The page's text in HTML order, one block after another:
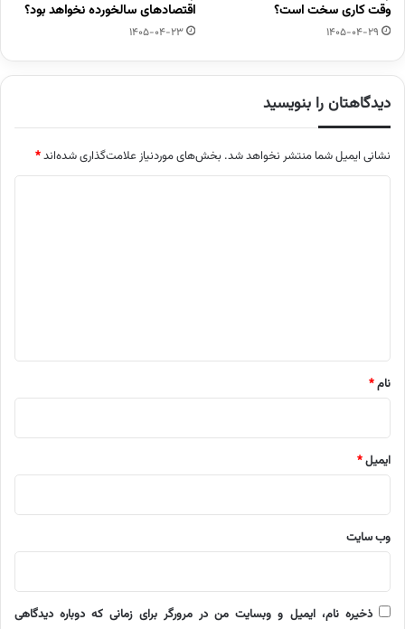
وقت کاری سخت است؟
1405-04-29
اقتصادهای سالخورده نخواهد بود؟
1405-04-23
دیدگاهتان را بنویسید
نشانی ایمیل شما منتشر نخواهد شد. بخش‌های موردنیاز علامت‌گذاری شده‌اند*
نام*
ایمیل*
وب‌ سایت
ذخیره نام، ایمیل و وبسایت من در مرورگر برای زمانی که دوباره دیدگاهی